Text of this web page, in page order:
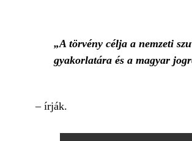
„A törvény célja a nemzeti
gyakorlatára és a magyar
– írják.